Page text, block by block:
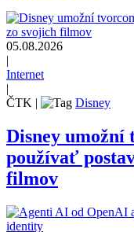
05.08.2026
|
Internet
|
ČTK | Disney
Disney umožní
používať
filmov